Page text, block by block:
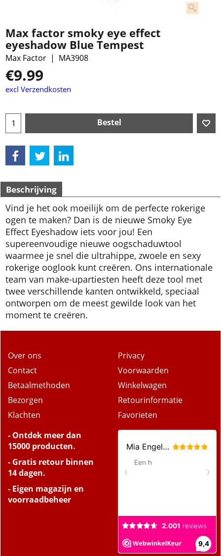
Max factor smoky eye effect
eyeshadow Blue Tempest
Max Factor MA3908
€9.99
excl Verzendkosten
Bestel
Beschrijving
Vind je het ook moeilijk om de perfecte rokerige
ogen te maken? Dan is de nieuwe Smoky Eye
Effect Eyeshadow iets voor jou! Een
supereenvoudige nieuwe oogschaduwtool
waarmee je snel die ultrahippe, zwoele en sexy
rokerige ooglook kunt creëren. Ons internationale
team van make-upartiesten heeft deze tool met
twee verschillende kanten ontwikkeld, speciaal
ontworpen om de meest gewilde look van het
moment te creëren.
Over ons
Contact
Betaalmethoden
Bezorgen
Klachten
Privacy
Voorwaarden
Winkelwagen
Retourinformatie
Favorieten
- Ontdek meer dan
15000 producten.
- Gratis retour binnen
14 dagen.
- Eigen magazijn en
voorraadbeheer